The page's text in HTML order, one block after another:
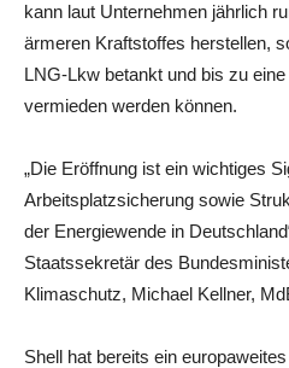
kann laut Unternehmen jährlich
ärmeren Kraftstoffes herstellen,
LNG-Lkw betankt und bis zu
vermieden werden können.
„Die Eröffnung ist ein wichtiges
Arbeitsplatzsicherung sowie
der Energiewende in
Staatssekretär des
Klimaschutz, Michael Kellner,
Shell hat bereits ein